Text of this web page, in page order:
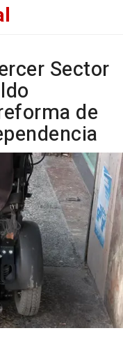
Sector
de